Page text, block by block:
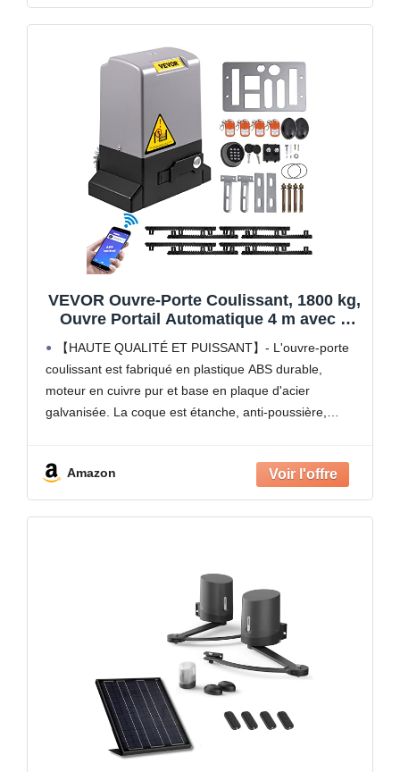
VEVOR Ouvre-Porte Coulissant, 1800 kg,
Ouvre Portail Automatique 4 m avec 4
Télécommandes et Contrôle APP, Moteur
de Portail Électrique pour Allée Roulante,
Kit Système Sécurité Opérateur de
Portail
【HAUTE QUALITÉ ET PUISSANT】- L'ouvre-porte
coulissant est fabriqué en plastique ABS durable,
moteur en cuivre pur et base en plaque d'acier
galvanisée. La coque est étanche, anti-poussière,
Amazon